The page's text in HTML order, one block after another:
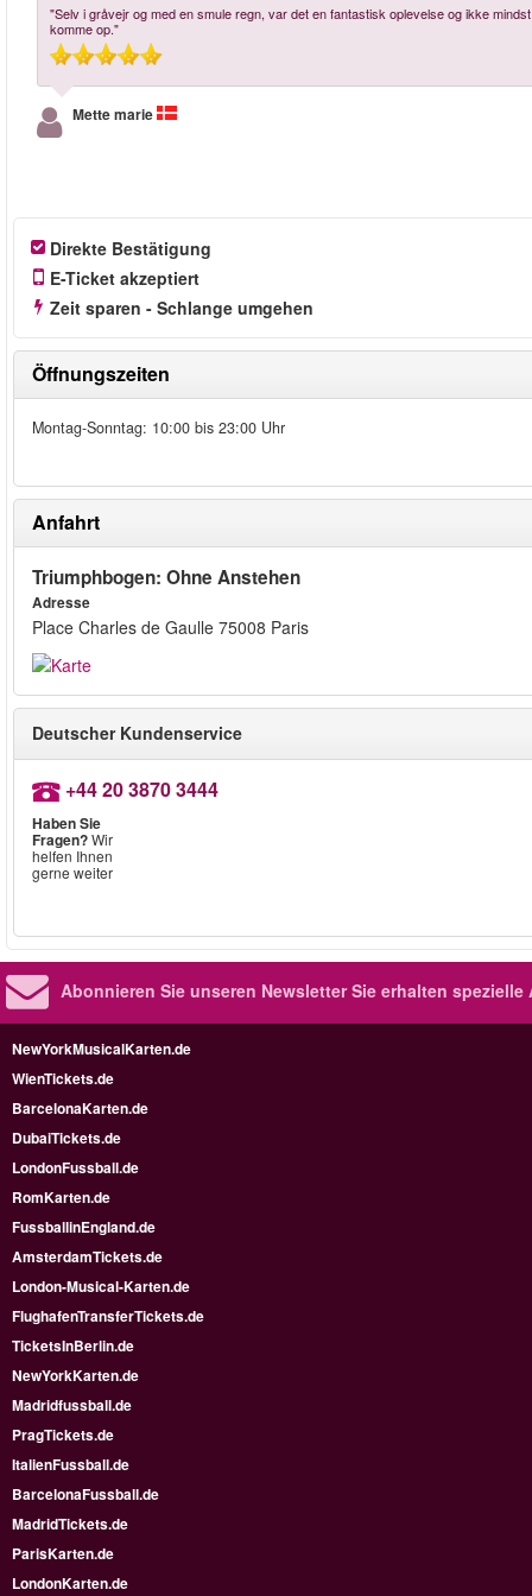
"Selv i gråvejr og med en smule regn, var det en fantastisk oplevelse og ikke
komme op."
Mette marie
Direkte Bestätigung
E-Ticket akzeptiert
Zeit sparen - Schlange umgehen
Öffnungszeiten
Montag-Sonntag: 10:00 bis 23:00 Uhr
Anfahrt
Triumphbogen: Ohne Anstehen
Adresse
Place Charles de Gaulle 75008 Paris
Deutscher Kundenservice
+44 20 3870 3444
Haben Sie
Fragen?Wir
helfen Ihnen
gerne weiter
Abonnieren Sie unseren NewsletterSie erhalten spezielle
NewYorkMusicalKarten.de
WienTickets.de
BarcelonaKarten.de
DubaiTickets.de
LondonFussball.de
RomKarten.de
FussballinEngland.de
AmsterdamTickets.de
London-Musical-Karten.de
FlughafenTransferTickets.de
TicketsInBerlin.de
NewYorkKarten.de
Madridfussball.de
PragTickets.de
ItalienFussball.de
BarcelonaFussball.de
MadridTickets.de
ParisKarten.de
LondonKarten.de